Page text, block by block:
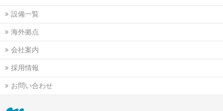
設備一覧
海外拠点
会社案内
採用情報
お問い合わせ